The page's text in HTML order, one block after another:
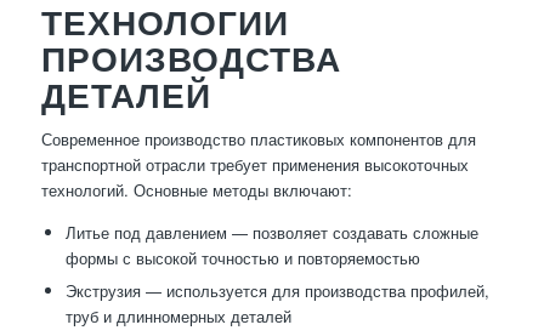
ТЕХНОЛОГИИ
ПРОИЗВОДСТВА
ДЕТАЛЕЙ
Современное производство пластиковых компонентов для
транспортной отрасли требует применения высокоточных
технологий. Основные методы включают:
Литье под давлением — позволяет создавать сложные
формы с высокой точностью и повторяемостью
Экструзия — используется для производства профилей,
труб и длинномерных деталей